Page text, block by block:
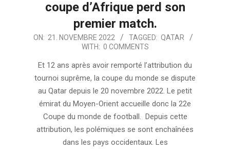
coupe d’Afrique perd son
premier match.
2022-
21
ON: 21. NOVEMBRE 2022 TAGGED: QATAR
WITH: 0 COMMENTS
Et 12 ans après avoir remporté l’attribution du
tournoi suprême, la coupe du monde se dispute
au Qatar depuis le 20 novembre 2022. Le petit
émirat du Moyen-Orient accueille donc la 22e
Coupe du monde de football. Depuis cette
attribution, les polémiques se sont enchaînées
dans les pays occidentaux. Les